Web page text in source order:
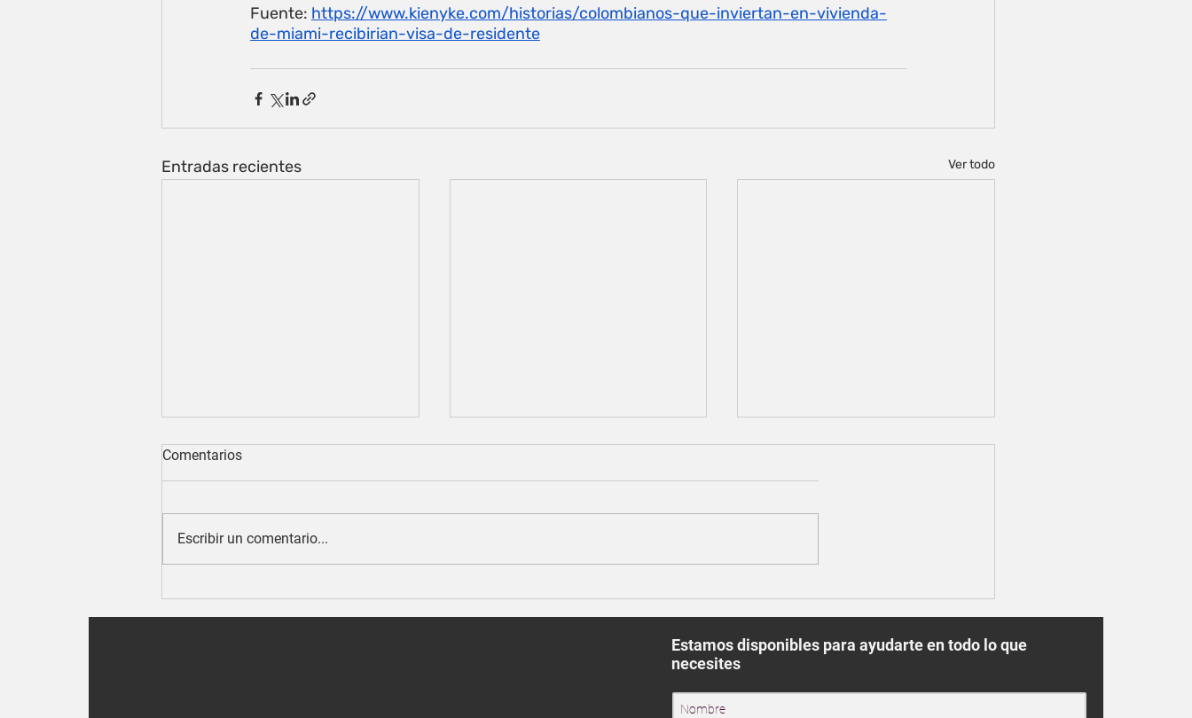
Fuente: https://www.kienyke.com/historias/colombianos-que-inviertan-en-vivienda-
de-miami-recibirian-visa-de-residente
Entradas recientes Ver todo
Comentarios
Escribir un comentario...
Estamos disponibles para ayudarte en todo lo que
necesites